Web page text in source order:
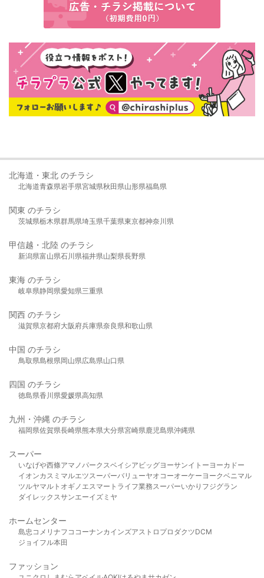
北海道・東北 のチラシ
北海道青森県岩手県宮城県秋田県山形県福島県
関東 のチラシ
茨城県栃木県群馬県埼玉県千葉県東京都神奈川県
甲信越・北陸 のチラシ
新潟県富山県石川県福井県山梨県長野県
東海 のチラシ
岐阜県静岡県愛知県三重県
関西 のチラシ
滋賀県京都府大阪府兵庫県奈良県和歌山県
中国 のチラシ
鳥取県島根県岡山県広島県山口県
四国 のチラシ
徳島県香川県愛媛県高知県
九州・沖縄 のチラシ
福岡県佐賀県長崎県熊本県大分県宮崎県鹿児島県沖縄県
スーパー
いなげや西條アマノパークスベイシア ビッグヨーサンイトーヨーカドー
イオンカスミ マルエツスーパーバリューヤオコーオーケー ヨークベニマル
ツルヤマルト オギノ エスマート ライフ業務スーパーいかり フジグラン
ダイレックスサンエーイズミヤ
ホームセンター
島忠 コメリ ナフコ コーナンカインズアストロプロダクツDCM
ジョイフル本田
ファッション